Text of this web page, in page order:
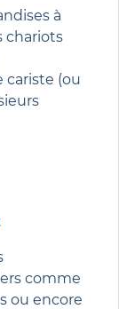
à
chariots
cariste (ou
comme
ou encore